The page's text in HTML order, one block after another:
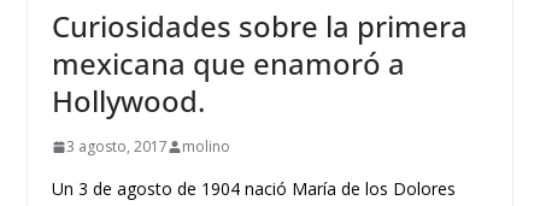
Curiosidades sobre la primera
mexicana que enamoró a
Hollywood.
3 agosto, 2017 molino
Un 3 de agosto de 1904 nació María de los Dolores